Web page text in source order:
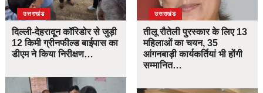
उत्तराखंड
दिल्ली-देहरादून कॉरिडोर से जुड़ी
12 किमी ग्रीनफील्ड बाईपास का
डीएम ने किया निरीक्षण…
उत्तराखंड
तीलू रौतेली पुरस्कार के लिए 13
महिलाओं का चयन, 35
आंगनबाड़ी कार्यकर्तियां भी होंगी
सम्मानित…